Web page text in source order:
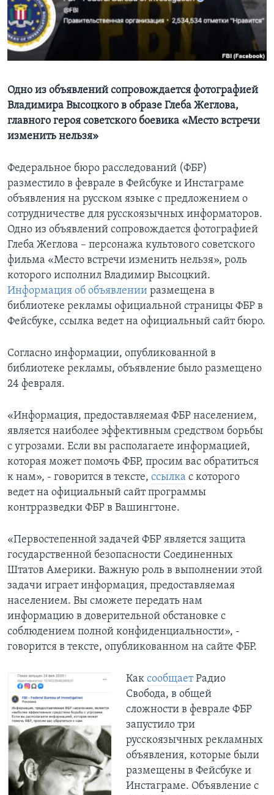
Learning English
СОЦИАЛЬНЫЕ СЕТИ
Языки
Одно из объявлений сопровождается фотографией
Владимира Высоцкого в образе Глеба Жеглова,
главного героя советского боевика «Место встречи
изменить нельзя»
Федеральное бюро расследований (ФБР)
разместило в феврале в Фейсбуке и Инстаграме
объявления на русском языке с предложением о
сотрудничестве для русскоязычных информаторов.
Одно из объявлений сопровождается фотографией
Глеба Жеглова – персонажа культового советского
фильма «Место встречи изменить нельзя», роль
которого исполнил Владимир Высоцкий.
Информация об объявлении размещена в
библиотеке рекламы официальной страницы ФБР в
Фейсбуке, ссылка ведет на официальный сайт бюро.
Согласно информации, опубликованной в
библиотеке рекламы, объявление было размещено
24 февраля.
«Информация, предоставляемая ФБР населением,
является наиболее эффективным средством борьбы
с угрозами. Если вы располагаете информацией,
которая может помочь ФБР, просим вас обратиться
к нам», - говорится в тексте, ссылка с которого
ведет на официальный сайт программы
контрразведки ФБР в Вашингтоне.
«Первостепенной задачей ФБР является защита
государственной безопасности Соединенных
Штатов Америки. Важную роль в выполнении этой
задачи играет информация, предоставляемая
населением. Вы сможете передать нам
информацию в доверительной обстановке с
соблюдением полной конфиденциальности», -
говорится в тексте, опубликованном на сайте ФБР.
Как сообщаетРадио
Свобода, в общей
сложности в феврале ФБР
запустило три
русскоязычных рекламных
объявления, которые были
размещены в Фейсбуке и
Инстаграме. Объявление с